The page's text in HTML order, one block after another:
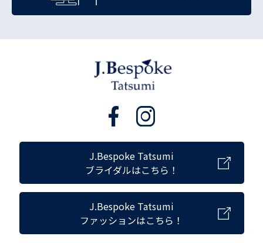
J.Bespoke Tatsumi
ブライダルはこちら！
J.Bespoke Tatsumi
ファッションはこちら！